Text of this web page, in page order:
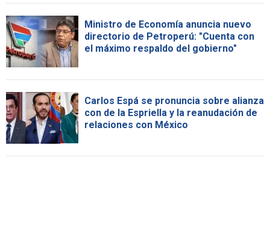
Ministro de Economía anuncia nuevo
directorio de Petroperú: "Cuenta con
el máximo respaldo del gobierno"
Carlos Espá se pronuncia sobre alianza
con de la Espriella y la reanudación de
relaciones con México